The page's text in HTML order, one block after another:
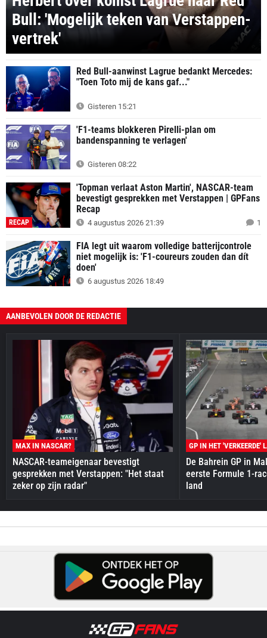
Bull: 'Mogelijk teken van Verstappen-
vertrek'
Red Bull-aanwinst Lagrue bedankt Mercedes:
"Toen Toto mij de kans gaf..."
Gisteren 15:21
'F1-teams blokkeren Pirelli-plan om
bandenspanning te verlagen'
Gisteren 08:22
RECAP
'Topman verlaat Aston Martin', NASCAR-team
bevestigt gesprekken met Verstappen | GPFans
Recap
4 augustus 2026 21:39 1
FIA legt uit waarom volledige batterijcontrole
niet mogelijk is: 'F1-coureurs zouden dan dít
doen'
6 augustus 2026 18:49
AANBEVOLEN DOOR DE REDACTIE
MAX IN NASCAR?
NASCAR-teameigenaar bevestigt
gesprekken met Verstappen: "Het staat
zeker op zijn radar"
GP IN HET 'VERKEERDE'
De Bahrein GP in
eerste Formule 1-
land